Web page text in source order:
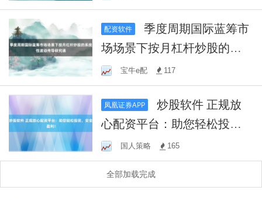
配资软件
季度周期国际蓝筹市
场场景下按月杠杆炒股的系
统性波动传导研究通
宝牛e配 117
凤凰证券APP
炒股软件 正规放
心配资平台：助您轻松投
资，安全盈利！
国人策略 165
全部加载完成